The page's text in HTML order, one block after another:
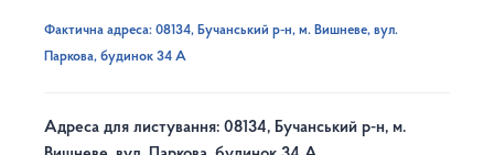
Фактична адреса: 08134, Бучанський р-н, м. Вишневе, вул.
Паркова, будинок 34 А
Адреса для листування: 08134, Бучанський р-н, м.